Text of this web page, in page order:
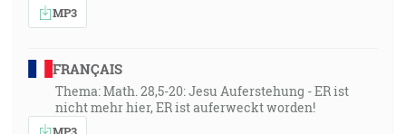
MP3
FRANÇAIS
Thema: Math. 28,5-20: Jesu Auferstehung - ER ist
nicht mehr hier, ER ist auferweckt worden!